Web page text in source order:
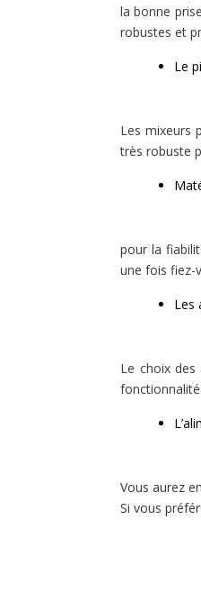
la bonne
robustes et
Le
Les mixeurs
très robuste
pour la
une fois fiez-
Les
Le choix
Vous aurez
Si vous